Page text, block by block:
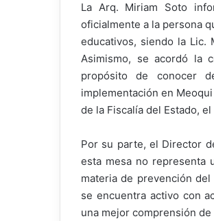
La Arq. Miriam Soto
oficialmente a la persona
educativos, siendo la Lic.
Asimismo, se acordó la
propósito de conocer
implementación en
de la Fiscalía del Estado,
Por su parte, el Director
esta mesa no representa
materia de prevención del
se encuentra activo con
una mejor comprensión